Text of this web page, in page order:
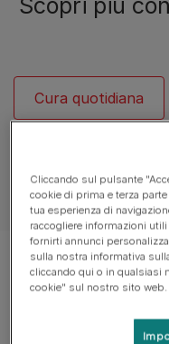
Scopri più
Cura quotidiana
Vedi
Stai visualizzando 8 di
Articoli di
Cliccando sul pulsante
cookie di prima e terza
tua esperienza di
raccogliere informazioni
fornirti annunci
sulla nostra informativa
cliccando qui o in qualsiasi
cookie" sul nostro sito web.